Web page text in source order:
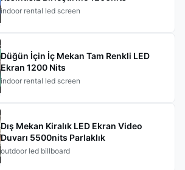
indoor rental led screen
Düğün İçin İç Mekan Tam Renkli LED
Ekran 1200 Nits
indoor rental led screen
Dış Mekan Kiralık LED Ekran Video
Duvarı 5500nits Parlaklık
outdoor led billboard